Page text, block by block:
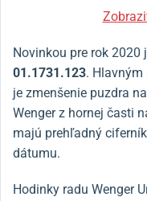
Novinkou pre rok 2020
01.1731.123.
je zmenšenie puzdra
Wenger z hornej časti
majú prehľadný
dátumu.
Hodinky radu Wenger